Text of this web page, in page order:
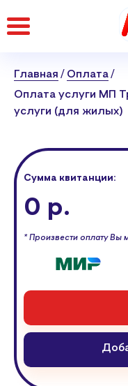
Главная
страница
Главная
Оплата
Оплата услуги МП
услуги (для жилых)
Сумма квитанции:
0 р.
* Произвести оплату Вы